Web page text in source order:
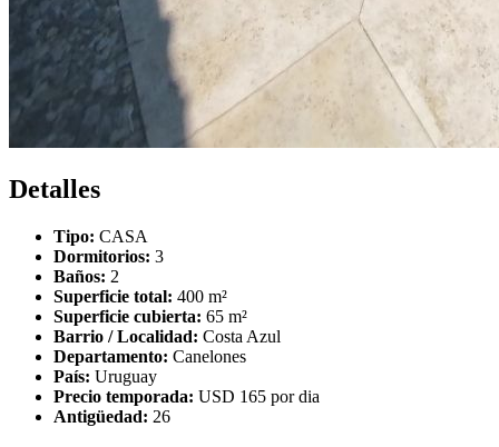
Detalles
Tipo: CASA
Dormitorios: 3
Baños: 2
Superficie total: 400 m²
Superficie cubierta: 65 m²
Barrio / Localidad: Costa Azul
Departamento: Canelones
País: Uruguay
Precio temporada: USD 165 por dia
Antigüedad: 26